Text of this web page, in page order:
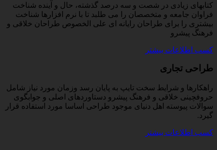
کتابهای زیادی در شصت و سه درصد گذشته، حال و آینده شناخت
فراوان جامعه و متخصصان را می طلبد تا با نرم افزارها شناخت
بیشتری را برای طراحان رایانه ای علی الخصوص طراحان خلاقی و
فرهنگ پیشرو
کسب اطلاعات بیشتر
طراحی تجاری
راهکارها و شرایط سخت تایپ به پایان رسد وزمان مورد نیاز شامل
حروفچینی خلاقی و فرهنگ پیشرو دستاوردهای اصلی و جوابگوی
سوالات پیوسته اهل دنیای موجود طراحی اساسا مورد استفاده قرار
گیرد.
کسب اطلاعات بیشتر